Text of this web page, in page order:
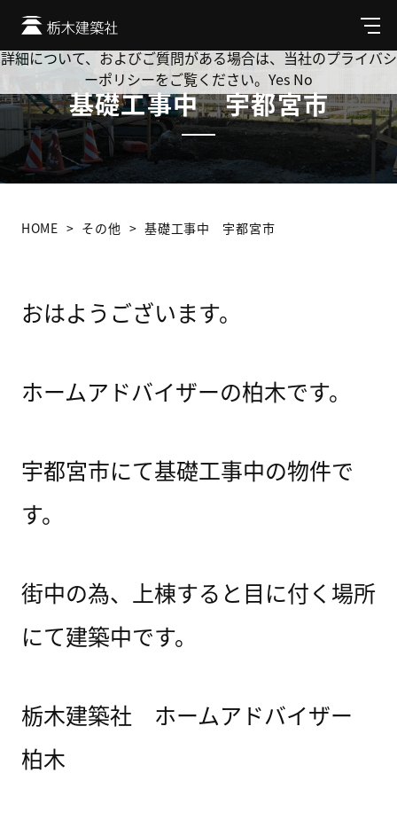
メ
ニ
ュ
基礎工事中 宇都宮市
HOME その他 基礎工事中 宇都宮市
おはようございます。
ホームアドバイザーの柏木です。
宇都宮市にて基礎工事中の物件で
す。
街中の為、上棟すると目に付く場所
にて建築中です。
栃木建築社 ホームアドバイザー
柏木
Cookie を使用して、お客様の活動を追跡してもよろしいです
か? 当社ではお客様のプライバシーを極めて重視しています。
詳細について、およびご質問がある場合は、当社のプライバシ
ーポリシーをご覧ください。 Yes No